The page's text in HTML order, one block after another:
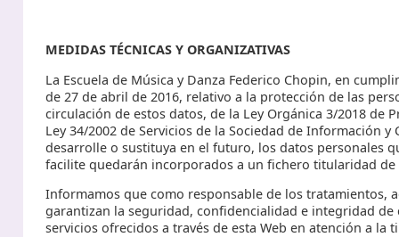
MEDIDAS TÉCNICAS Y ORGANIZATIVAS
La Escuela de Música y Danza Federico Chopin, en
de 27 de abril de 2016, relativo a la protección de las
circulación de estos datos, de la Ley Orgánica 3/2018 de
Ley 34/2002 de Servicios de la Sociedad de Información
desarrolle o sustituya en el futuro, los datos personales
facilite quedarán incorporados a un fichero titularidad de
Informamos que como responsable de los tratamientos,
garantizan la seguridad, confidencialidad e integridad
servicios ofrecidos a través de esta Web en atención a